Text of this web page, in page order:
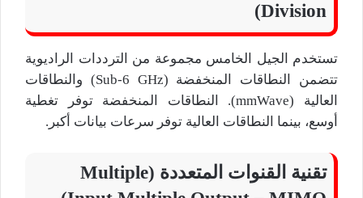
Division)
تستخدم الجيل الخامس مجموعة من الترددات الراديوية
تتضمن النطاقات المنخفضة (Sub-6 GHz) والنطاقات
العالية (mmWave). النطاقات المنخفضة توفر تغطية
أوسع، بينما النطاقات العالية توفر سرعات بيانات أكبر.
تقنية القنوات المتعددة (Multiple